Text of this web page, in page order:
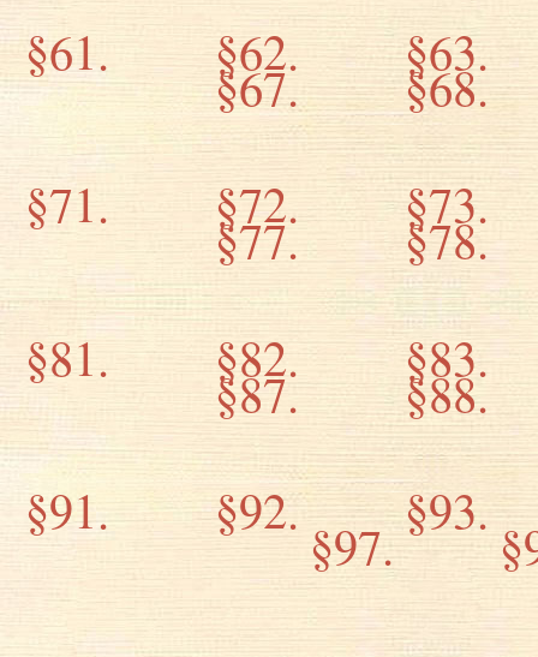
§61.
§62. §63.
§67.
§68.
§71.
§72. §73.
§77.
§78.
§81.
§82. §83.
§87.
§88.
§91.
§92. §93.
§97.